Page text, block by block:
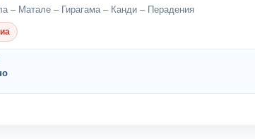
– Матале – Гирагама – Канди – Перадения